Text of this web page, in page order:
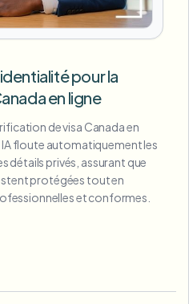
pour la
en ligne
de visa Canada en
floute automatiquement les
détails privés, assurant que
protégées tout en
et conformes.